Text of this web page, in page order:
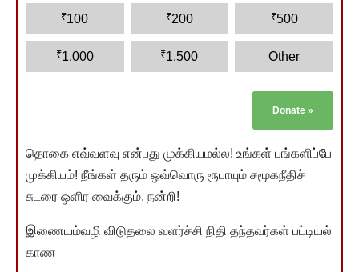
₹100 ₹200 ₹500
₹1,000 ₹1,500 Other
Donate »
தொகை எவ்வளவு என்பது முக்கியமல்ல! உங்கள் பங்களிப்பே
முக்கியம்! நீங்கள் தரும் ஒவ்வொரு ரூபாயும் சமூகநீதிச்
சுடரை ஒளிர வைக்கும். நன்றி!
இணையம்வழி விடுதலை வளர்ச்சி நிதி தந்தவர்கள் பட்டியல்
காண